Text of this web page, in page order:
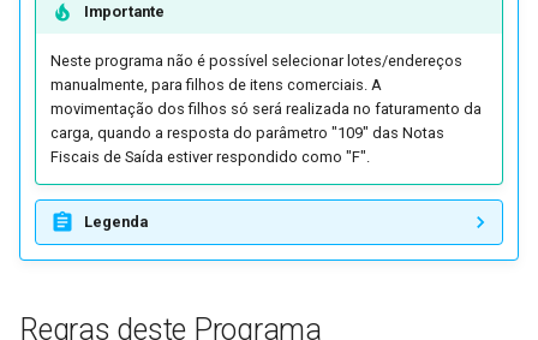
Importante
Neste programa não é possível selecionar lotes/endereços
manualmente, para filhos de itens comerciais. A
movimentação dos filhos só será realizada no faturamento da
carga, quando a resposta do parâmetro "109" das Notas
Fiscais de Saída estiver respondido como "F".
Legenda
Regras deste Programa